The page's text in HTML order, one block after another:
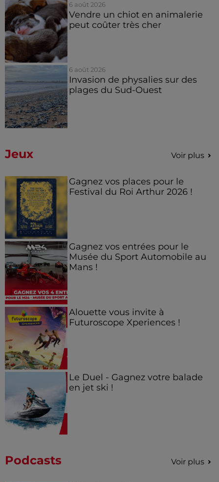
6 août 2026
Vendre un chiot en animalerie
peut coûter très cher
6 août 2026
Invasion de physalies sur des
plages du Sud-Ouest
Jeux Voir plus
Gagnez vos places pour le
Festival du Roi Arthur 2026 !
Gagnez vos entrées pour le
Musée du Sport Automobile au
Mans !
Alouette vous invite à
Futuroscope Xperiences !
Le Duel - Gagnez votre balade
en jet ski !
Podcasts Voir plus